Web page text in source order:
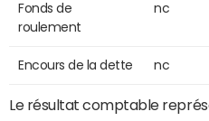
Fonds de
roulement
nc
Encours de la dette nc
Le résultat comptable